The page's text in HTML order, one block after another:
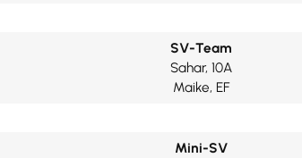
SV-Team
Sahar, 10A
Maike, EF
Mini-SV